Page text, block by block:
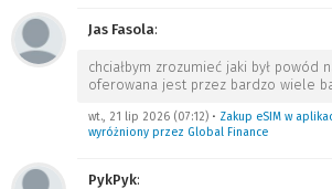
Jas Fasola:
chciałbym zrozumieć jaki był powód
oferowana jest przez bardzo wiele
wt., 21 lip 2026 (07:12) • Zakup eSIM w
wyróżniony przez Global Finance
PykPyk: